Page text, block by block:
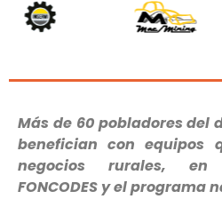
Más de 60 pobladores del
benefician con equipos
negocios rurales, en
FONCODES y el programa